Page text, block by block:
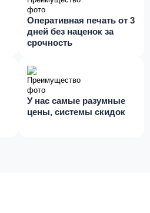
Оперативная печать от 3
дней без наценок за
срочность
У нас самые разумные
цены, системы скидок